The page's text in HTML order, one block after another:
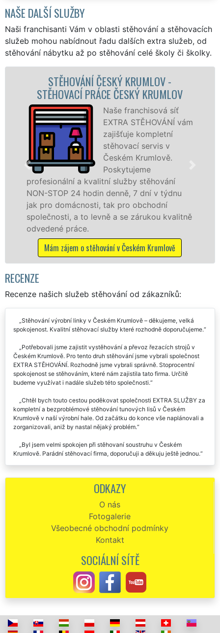
NAŠE DALŠÍ SLUŽBY
Naši franchisanti Vám v oblasti stěhování a stěhovacích
služeb mohou nabídnout řadu dalších extra služeb, od
stěhování nábytku až po stěhování celé školy či školky.
STĚHOVACÍ SLUŽBA ČESKÝ KRUMLOV -
STĚHOVACÍ FIRMA ČESKÝ KRUMLOV
Poskytujeme
stěhovací služby v
Českém Krumlově
na špičkové úrovni
se speciální
stěhovací
technikou. Tyto služby zajišťujeme
domácnostem i firmám v celém okresu
Český Krumlov se zárukou kvality
franchisové sítě EXTRA STĚHOVÁNÍ.
Nabízíme stěhovací služby NON-STOP
včetně víkendů a svátků bez příplatků.
Mám zájem o stěhovací služby v Českém Krumlově
RECENZE
Recenze našich služeb stěhování od zákazníků:
Stěhování výrobní linky v Českém Krumlově – děkujeme, velká
Potřebovali jsme zajistit vystěhování a převoz řezacích strojů v
Českém Krumlově. Pro tento druh stěhování jsme vybrali společnost
EXTRA STĚHOVÁNÍ. Rozhodně jsme vybrali správně. Stoprocentní
spokojenost se stěhováním, které nám zajistila tato firma. Určitě
Chtěl bych touto cestou poděkovat společnosti EXTRA SLUŽBY za
kompletní a bezproblémové stěhování tunových lisů v Českém
Krumlově v naší výrobní hale. Od začátku do konce vše naplánovali a
Byl jsem velmi spokojen při stěhovaní soustruhu v Českém
Krumlově. Parádní stěhovací firma, doporučuji a děkuju ještě jednou.
ODKAZY
O nás
Fotogalerie
Všeobecné obchodní podmínky
Kontakt
SOCIÁLNÍ SÍTĚ